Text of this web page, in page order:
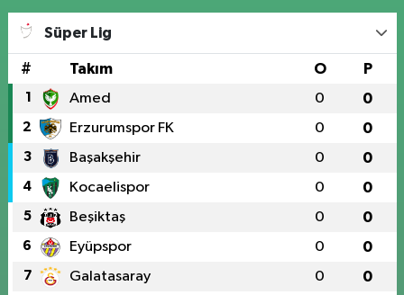
Süper Lig
# Takım O P
1 Amed 0 0
2 Erzurumspor FK 0 0
3 Başakşehir 0 0
4 Kocaelispor 0 0
5 Beşiktaş 0 0
6 Eyüpspor 0 0
7 Galatasaray 0 0